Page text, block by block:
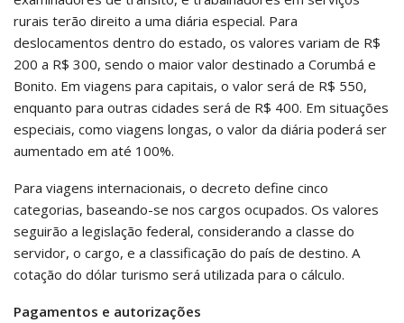
rurais terão direito a uma diária especial. Para
deslocamentos dentro do estado, os valores variam de R$
200 a R$ 300, sendo o maior valor destinado a Corumbá e
Bonito. Em viagens para capitais, o valor será de R$ 550,
enquanto para outras cidades será de R$ 400. Em situações
especiais, como viagens longas, o valor da diária poderá ser
aumentado em até 100%.
Para viagens internacionais, o decreto define cinco
categorias, baseando-se nos cargos ocupados. Os valores
seguirão a legislação federal, considerando a classe do
servidor, o cargo, e a classificação do país de destino. A
cotação do dólar turismo será utilizada para o cálculo.
Pagamentos e autorizações